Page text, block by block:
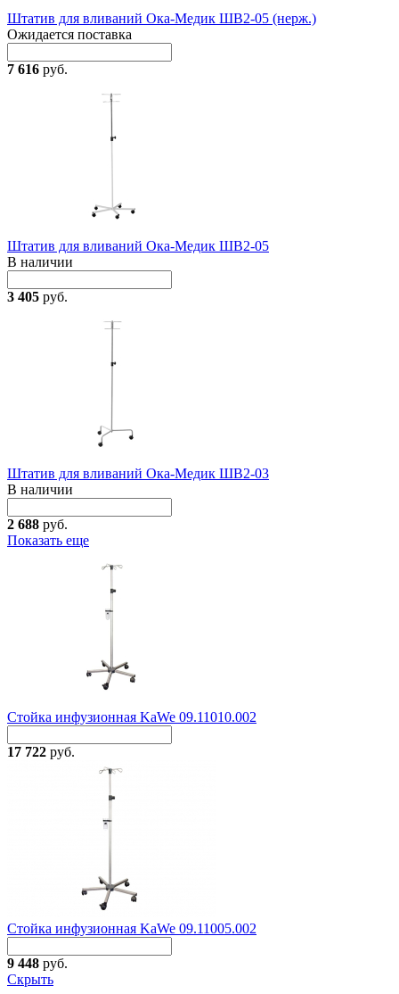
Штатив для вливаний Ока-Медик ШВ2-05 (нерж.)
Ожидается поставка
7 616 руб.
Штатив для вливаний Ока-Медик ШВ2-05
В наличии
3 405 руб.
Штатив для вливаний Ока-Медик ШВ2-03
В наличии
2 688 руб.
Показать еще
Стойка инфузионная KaWe 09.11010.002
17 722 руб.
Стойка инфузионная KaWe 09.11005.002
9 448 руб.
Скрыть